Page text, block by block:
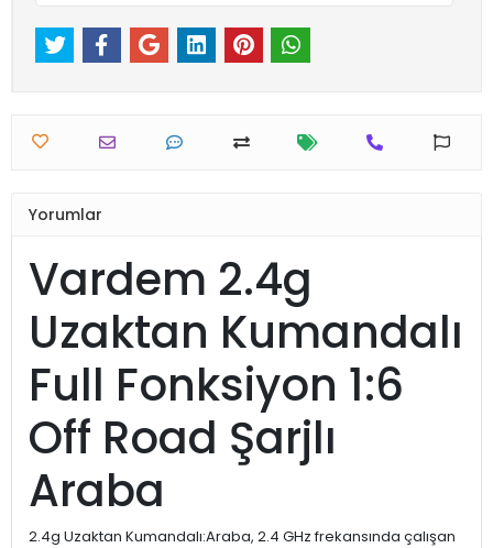
Yorumlar
Vardem 2.4g
Uzaktan Kumandalı
Full Fonksiyon 1:6
Off Road Şarjlı
Araba
2.4g Uzaktan Kumandalı:Araba, 2.4 GHz frekansında çalışan